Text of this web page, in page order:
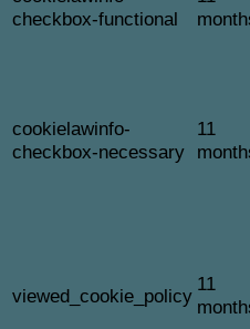
checkbox-functional
cookielawinfo-
checkbox-necessary
11
viewed_cookie_policy
11